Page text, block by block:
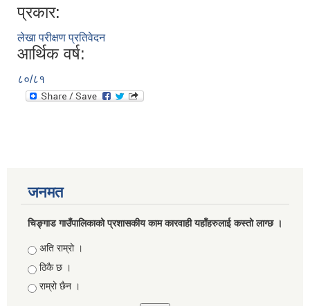
प्रकार:
लेखा परीक्षण प्रतिवेदन
आर्थिक वर्ष:
८०/८१
जनमत
चिङ्गाड गाउँपालिकाको प्रशासकीय काम कारवाही यहाँहरुलाई कस्तो लाग्छ ।
Choices
अति राम्रो ।
ठिकै छ ।
राम्रो छैन ।